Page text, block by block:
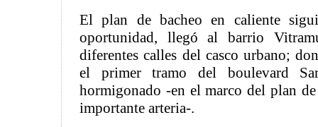
El plan de bacheo en caliente
oportunidad, llegó al barrio
diferentes calles del casco urbano;
el primer tramo del boulevard
hormigonado -en el marco del plan
importante arteria-.